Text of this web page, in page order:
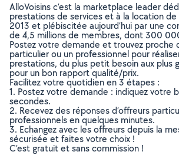
AlloVoisins c’est la marketplace leader
prestations de services et à la location
2013 et plébiscitée aujourd’hui par une
de 4,5 millions de membres, dont 300
Postez votre demande et trouvez proche
particulier ou un professionnel pour
prestations, du plus petit besoin aux plus
pour un bon rapport qualité/prix.
Facilitez votre quotidien en 3 étapes :
1. Postez votre demande : indiquez votre
secondes.
2. Recevez des réponses d’offreurs
professionnels en quelques minutes.
3. Echangez avec les offreurs depuis la
sécurisée et faites votre choix !
C’est gratuit et sans commission !